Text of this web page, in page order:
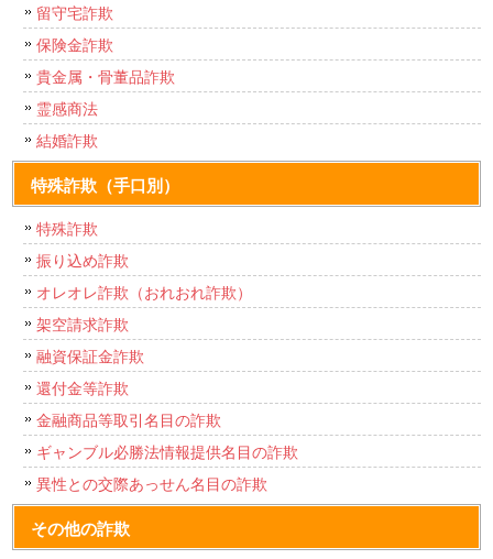
留守宅詐欺
保険金詐欺
貴金属・骨董品詐欺
霊感商法
結婚詐欺
特殊詐欺（手口別）
特殊詐欺
振り込め詐欺
オレオレ詐欺（おれおれ詐欺）
架空請求詐欺
融資保証金詐欺
還付金等詐欺
金融商品等取引名目の詐欺
ギャンブル必勝法情報提供名目の詐欺
異性との交際あっせん名目の詐欺
その他の詐欺